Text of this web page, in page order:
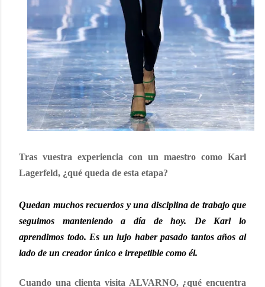
Tras vuestra experiencia con un maestro como Karl
Lagerfeld, ¿qué queda de esta etapa?
Quedan muchos recuerdos y una disciplina de trabajo que
seguimos manteniendo a día de hoy. De Karl lo
aprendimos todo. Es un lujo haber pasado tantos años al
lado de un creador único e irrepetible como él.
Cuando una clienta visita ALVARNO, ¿qué encuentra